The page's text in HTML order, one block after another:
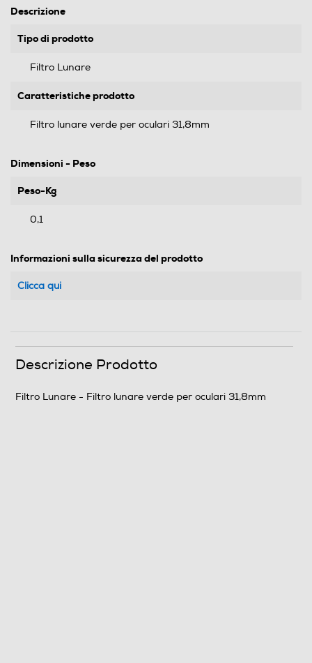
Descrizione
Tipo di prodotto
Filtro Lunare
Caratteristiche prodotto
Filtro lunare verde per oculari 31,8mm
Dimensioni - Peso
Peso-Kg
0,1
Informazioni sulla sicurezza del prodotto
Clicca qui
Descrizione Prodotto
Filtro Lunare - Filtro lunare verde per oculari 31,8mm